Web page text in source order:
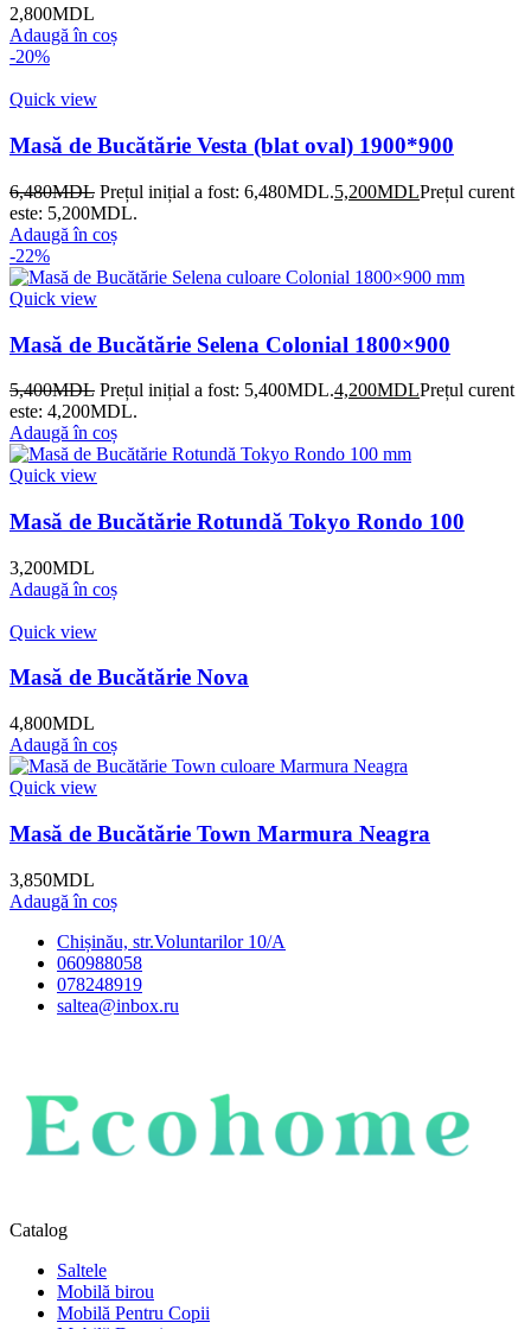
2,800MDL
Adaugă în coș
-20%
Quick view
Masă de Bucătărie Vesta (blat oval) 1900*900
6,480MDL Prețul inițial a fost: 6,480MDL.5,200MDLPrețul curent
este: 5,200MDL.
Adaugă în coș
-22%
Quick view
Masă de Bucătărie Selena Colonial 1800×900
5,400MDL Prețul inițial a fost: 5,400MDL.4,200MDLPrețul curent
este: 4,200MDL.
Adaugă în coș
Quick view
Masă de Bucătărie Rotundă Tokyo Rondo 100
3,200MDL
Adaugă în coș
Quick view
Masă de Bucătărie Nova
4,800MDL
Adaugă în coș
Quick view
Masă de Bucătărie Town Marmura Neagra
3,850MDL
Adaugă în coș
Chișinău, str.Voluntarilor 10/A
060988058
078248919
saltea@inbox.ru
Catalog
Saltele
Mobilă birou
Mobilă Pentru Copii